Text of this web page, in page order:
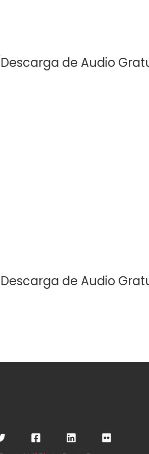
de Audio
de Audio